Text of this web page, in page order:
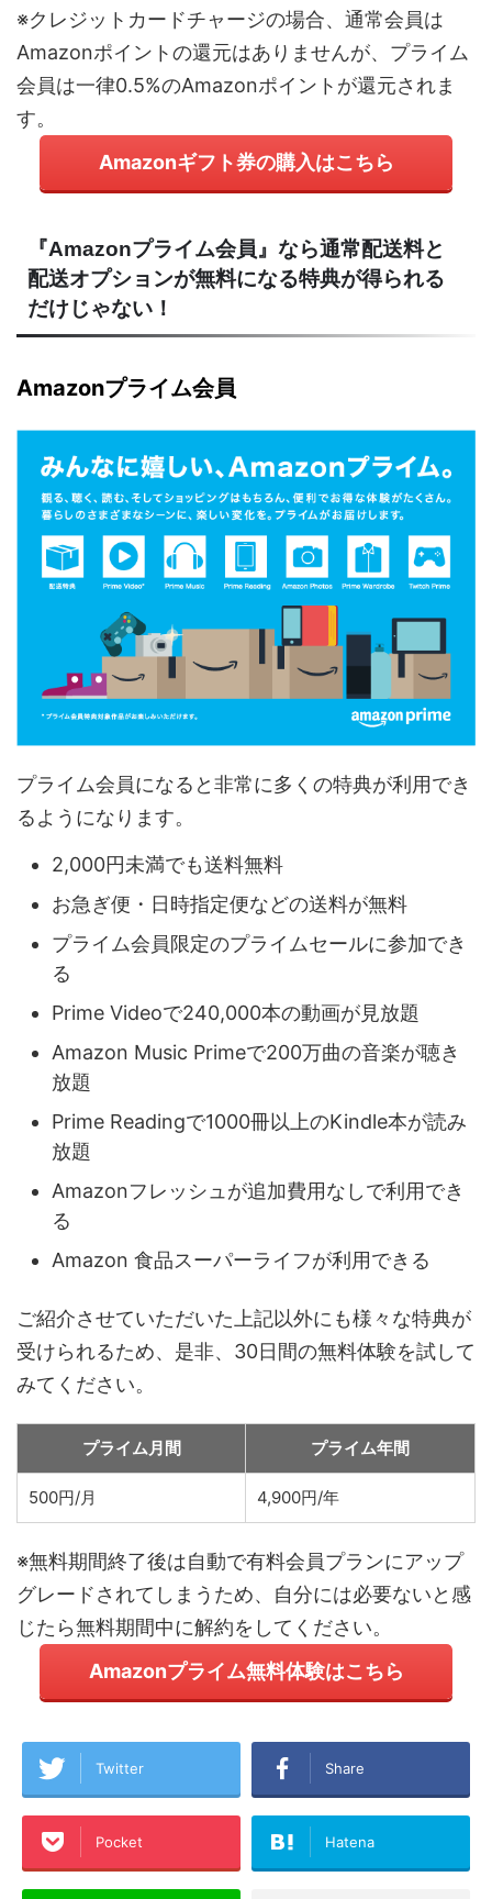
※クレジットカードチャージの場合、通常会員は
Amazonポイントの還元はありませんが、プライム
会員は一律0.5%のAmazonポイントが還元されま
す。
Amazonギフト券の購入はこちら
『Amazonプライム会員』なら通常配送料と
配送オプションが無料になる特典が得られる
だけじゃない！
Amazonプライム会員
プライム会員になると非常に多くの特典が利用でき
るようになります。
2,000円未満でも送料無料
お急ぎ便・日時指定便などの送料が無料
プライム会員限定のプライムセールに参加でき
る
Prime Videoで240,000本の動画が見放題
Amazon Music Primeで200万曲の音楽が聴き
放題
Prime Readingで1000冊以上のKindle本が読み
放題
Amazonフレッシュが追加費用なしで利用でき
る
Amazon 食品スーパーライフが利用できる
ご紹介させていただいた上記以外にも様々な特典が
受けられるため、是非、30日間の無料体験を試して
みてください。
プライム月間 プライム年間
500円/月 4,900円/年
※無料期間終了後は自動で有料会員プランにアップ
グレードされてしまうため、自分には必要ないと感
じたら無料期間中に解約をしてください。
Amazonプライム無料体験はこちら
Twitter Share
Pocket Hatena